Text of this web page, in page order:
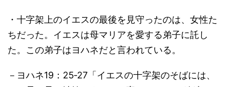
・十字架上のイエスの最後を見守ったのは、女性た
ちだった。イエスは母マリアを愛する弟子に託し
た。この弟子はヨハネだと言われている。
－ヨハネ19：25‐27「イエスの十字架のそばには、